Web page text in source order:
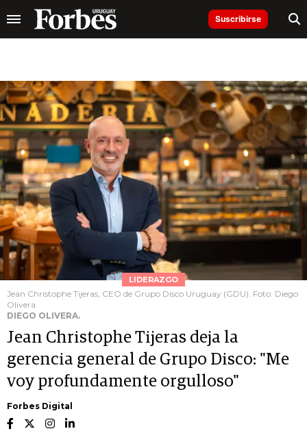
Suscribirse
LIDERAZGO
Jean Christophe Tijeras, CEO de Grupo Disco Uruguay (GDU). Foto: Diego
Olivera.
DIEGO OLIVERA.
Jean Christophe Tijeras deja la
gerencia general de Grupo Disco: "Me
voy profundamente orgulloso"
Forbes Digital